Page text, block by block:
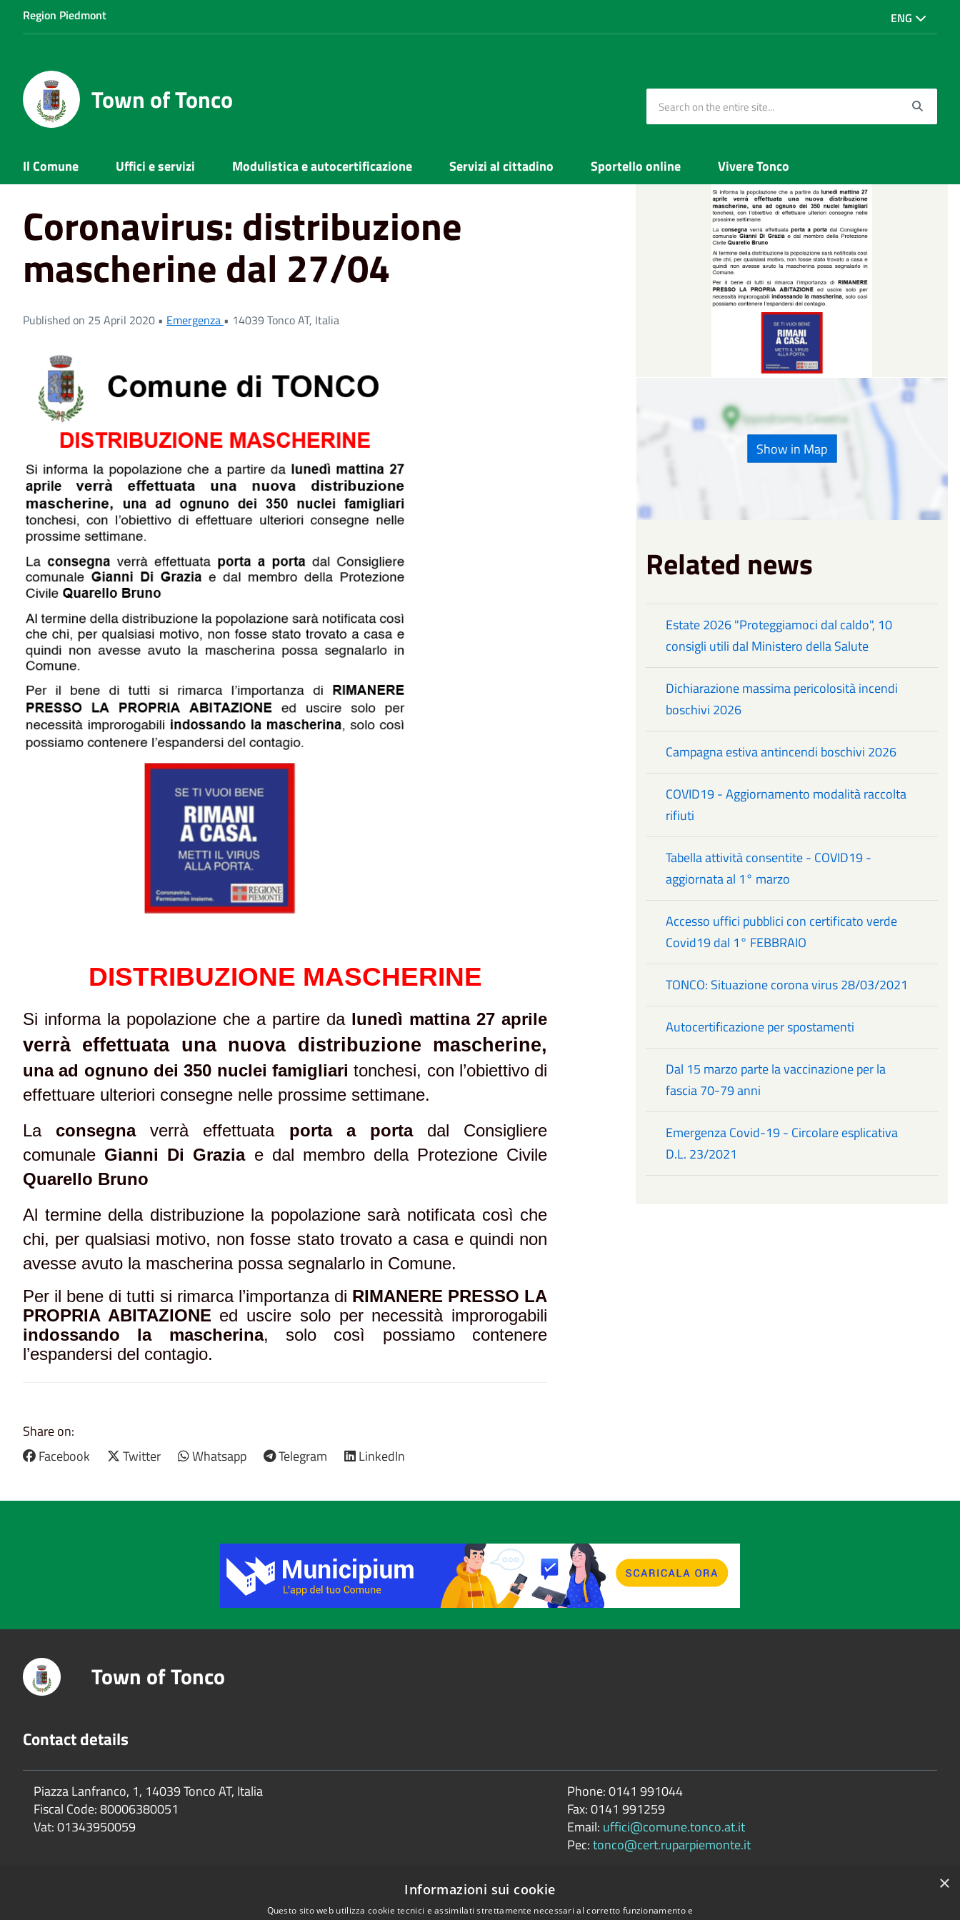
Region Piedmont ENG
Town of Tonco
Il Comune Uffici e servizi Modulistica e autocertificazione Servizi al cittadino Sportello online Vivere Tonco
Home News Emergenza Coronavirus: distribuzione mascherine dal 27/04
Coronavirus: distribuzione
mascherine dal 27/04
Published on 25 April 2020 • Emergenza • 14039 Tonco AT, Italia
DISTRIBUZIONE MASCHERINE
Si informa la popolazione che a partire dalunedì mattina 27 aprile
verrà effettuata una nuova distribuzione mascherine,
una ad ognuno dei 350 nuclei famigliari tonchesi, con l’obiettivo di
effettuare ulteriori consegne nelle prossime settimane.
La consegnaverrà effettuata porta a portadal Consigliere
comunale Gianni Di Graziae dal membro della Protezione Civile
Quarello Bruno
Al termine della distribuzione la popolazione sarà notificata così che
chi, per qualsiasi motivo, non fosse stato trovato a casa e quindi non
avesse avuto la mascherina possa segnalarlo in Comune.
Per il bene di tutti si rimarca l’importanza di RIMANERE PRESSO LA
PROPRIA ABITAZIONE ed uscire solo per necessità improrogabili
indossando la mascherina, solo così possiamo contenere
l’espandersi del contagio.
Share on:
Facebook
Twitter Whatsapp Telegram LinkedIn
Show in Map
Related news
Estate 2026 "Proteggiamoci dal caldo", 10
consigli utili dal Ministero della Salute
Dichiarazione massima pericolosità incendi
boschivi 2026
Campagna estiva antincendi boschivi 2026
COVID19 - Aggiornamento modalità raccolta
rifiuti
Tabella attività consentite - COVID19 -
aggiornata al 1° marzo
Accesso uffici pubblici con certificato verde
Covid19 dal 1° FEBBRAIO
TONCO: Situazione corona virus 28/03/2021
Autocertificazione per spostamenti
Dal 15 marzo parte la vaccinazione per la
fascia 70-79 anni
Emergenza Covid-19 - Circolare esplicativa
D.L. 23/2021
Town of Tonco
Contact details
Piazza Lanfranco, 1, 14039 Tonco AT, Italia
Fiscal Code:80006380051
Vat:01343950059
Phone:0141 991044
Fax:0141 991259
Email: uffici@comune.tonco.at.it
Pec:tonco@cert.ruparpiemonte.it
Dichiarazione di accessibilità
×
Informazioni sui cookie
Questo sito web utilizza cookie tecnici e assimilati strettamente necessari al corretto funzionamento e